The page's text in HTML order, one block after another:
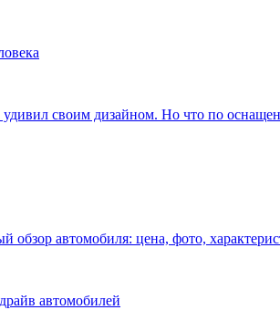
удивил своим дизайном. Но что по
обзор автомобиля: цена, фото,
автомобилей